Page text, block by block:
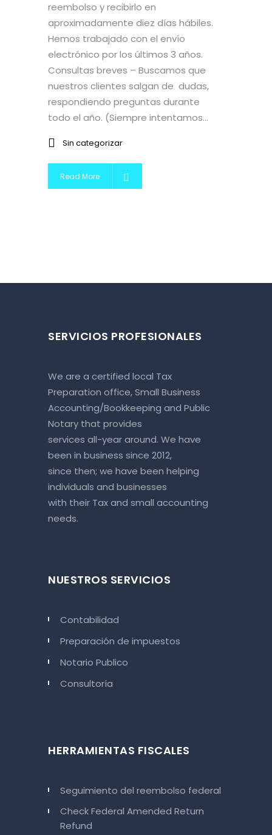
reembolso y recibirlo en
aproximadamente diez días hábiles.
Hemos trabajado con el envío
electrónico por los últimos 3 años.
Consultas breves – Buscamos que
nuestros clientes salgan de dudas,
respondiendo preguntas durante
todo el año. (Siempre intentamos...
Sin categorizar
Read More
SERVICIOS PROFESIONALES
We are a certified local Tax
Preparation office, Small Business
Accounting/Bookkeeping and Public
Notary that provides
services all-year around. We have
been in business since 2012,
since then; we have been helping
individuals and businesses
with their Tax and small accounting
needs.
NUESTROS SERVICIOS
Contabilidad
Preparación de impuestos
Notario Publico
Consultoría
HERRAMIENTAS FISCALES
Seguimiento del reembolso federal
Check Federal Amended Return
Refund